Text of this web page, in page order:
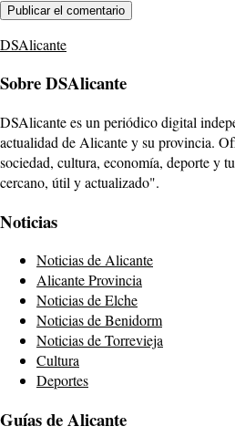
DSAlicante
Sobre DSAlicante
DSAlicante es un periódico digital
actualidad de Alicante y su provincia.
sociedad, cultura, economía, deporte y
cercano, útil y actualizado".
Noticias
Noticias de Alicante
Alicante Provincia
Noticias de Elche
Noticias de Benidorm
Noticias de Torrevieja
Cultura
Deportes
Guías de Alicante